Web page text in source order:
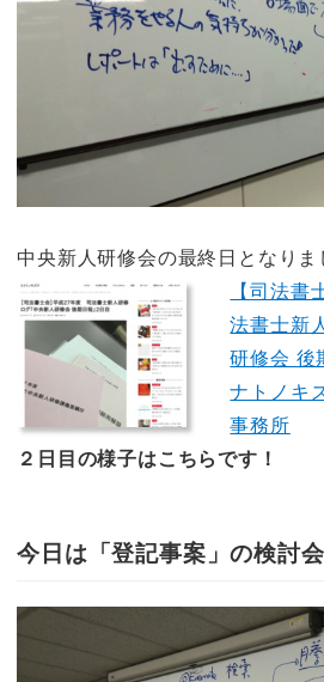
中央新人研修会の最終日となりま
【司法
法書士新
研修会 後
ナトノキ
事務所
２日目の様子はこちらです！
今日は「登記事案」の検討会